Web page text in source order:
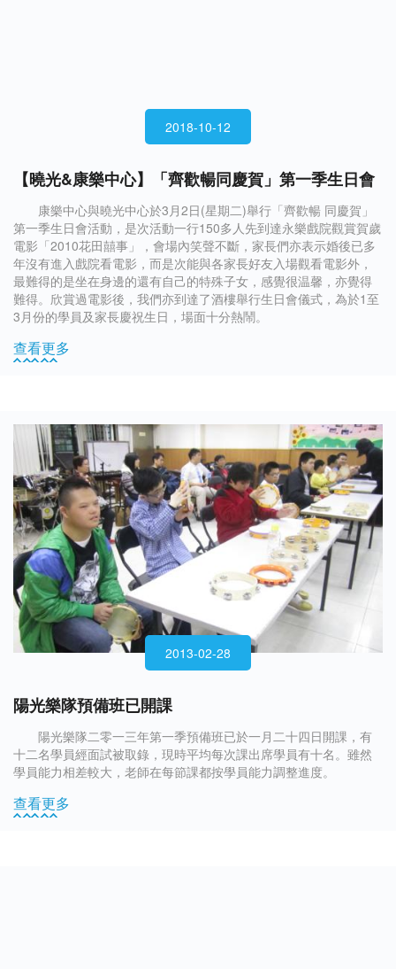
2018-10-12
【曉光&康樂中心】「齊歡暢同慶賀」第一季生日會
康樂中心與曉光中心於3月2日(星期二)舉行「齊歡暢 同慶賀」
第一季生日會活動，是次活動一行150多人先到達永樂戲院觀賞賀歲
電影「2010花田囍事」，會場內笑聲不斷，家長們亦表示婚後已多
年沒有進入戲院看電影，而是次能與各家長好友入場觀看電影外，
最難得的是坐在身邊的還有自己的特殊子女，感覺很温馨，亦覺得
難得。欣賞過電影後，我們亦到達了酒樓舉行生日會儀式，為於1至
3月份的學員及家長慶祝生日，場面十分熱鬧。
查看更多
2013-02-28
陽光樂隊預備班已開課
陽光樂隊二零一三年第一季預備班已於一月二十四日開課，有
十二名學員經面試被取錄，現時平均每次課出席學員有十名。雖然
學員能力相差較大，老師在每節課都按學員能力調整進度。
查看更多